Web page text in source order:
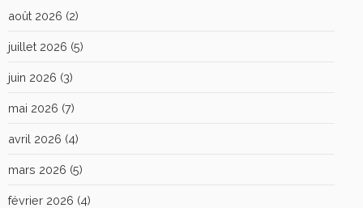
août 2026 (2)
juillet 2026 (5)
juin 2026 (3)
mai 2026 (7)
avril 2026 (4)
mars 2026 (5)
février 2026 (4)